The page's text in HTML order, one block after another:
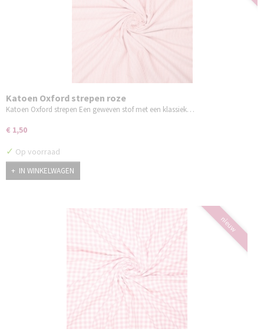
Katoen Oxford strepen roze
Katoen Oxford strepen Een geweven stof met een klassiek…
€ 1,50
✓ Op voorraad
IN WINKELWAGEN
nieuw